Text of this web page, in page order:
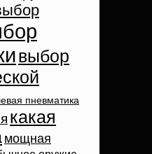
выбор
пневматика
какая
мощная